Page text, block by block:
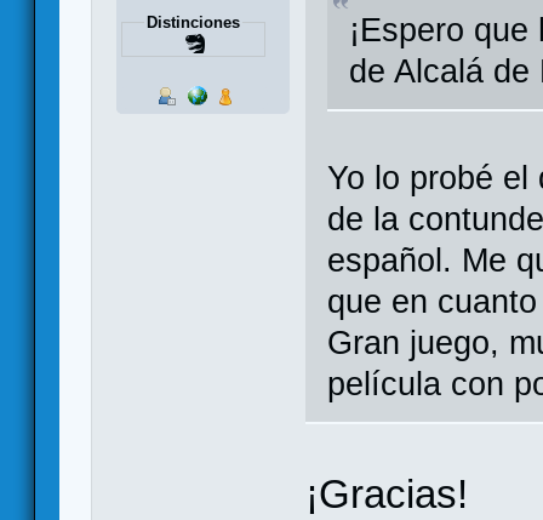
Distinciones
¡Espero
de Alcalá de
Yo lo probé el
de la
español. Me
que en
Gran juego,
película con
¡Gracias!